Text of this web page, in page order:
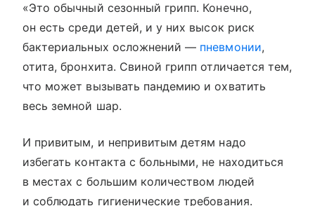
«Это обычный сезонный грипп. Конечно,
он есть среди детей, и у них высок риск
бактериальных осложнений — пневмонии,
отита, бронхита. Свиной грипп отличается тем,
что может вызывать пандемию и охватить
весь земной шар.
И привитым, и непривитым детям надо
избегать контакта с больными, не находиться
в местах с большим количеством людей
и соблюдать гигиенические требования.